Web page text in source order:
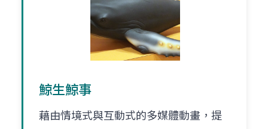
鯨生鯨事
藉由情境式與互動式的多媒體動畫，提